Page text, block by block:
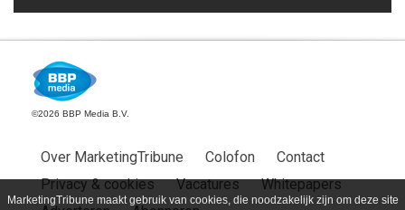
MarketingTribune maakt gebruik van cookies, die noodzakelijk zijn om deze site
©2026 BBP Media B.V.
Over MarketingTribune Colofon
Contact
Privacy & cookies
Vacatures
Whitepapers